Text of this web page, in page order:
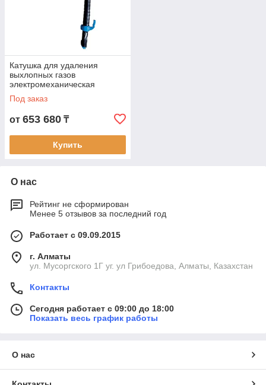
Катушка для удаления
выхлопных газов
электромеханическая
Trommelberg HR70 (шланг 8
м х Ø102 мм)
Под заказ
от 653 680 ₸
Купить
О нас
Рейтинг не сформирован
Менее 5 отзывов за последний год
Работает с 09.09.2015
г. Алматы
ул. Мусоргского 1Г уг. ул Грибоедова, Алматы, Казахстан
Контакты
Сегодня работает с 09:00 до 18:00
Показать весь график работы
О нас